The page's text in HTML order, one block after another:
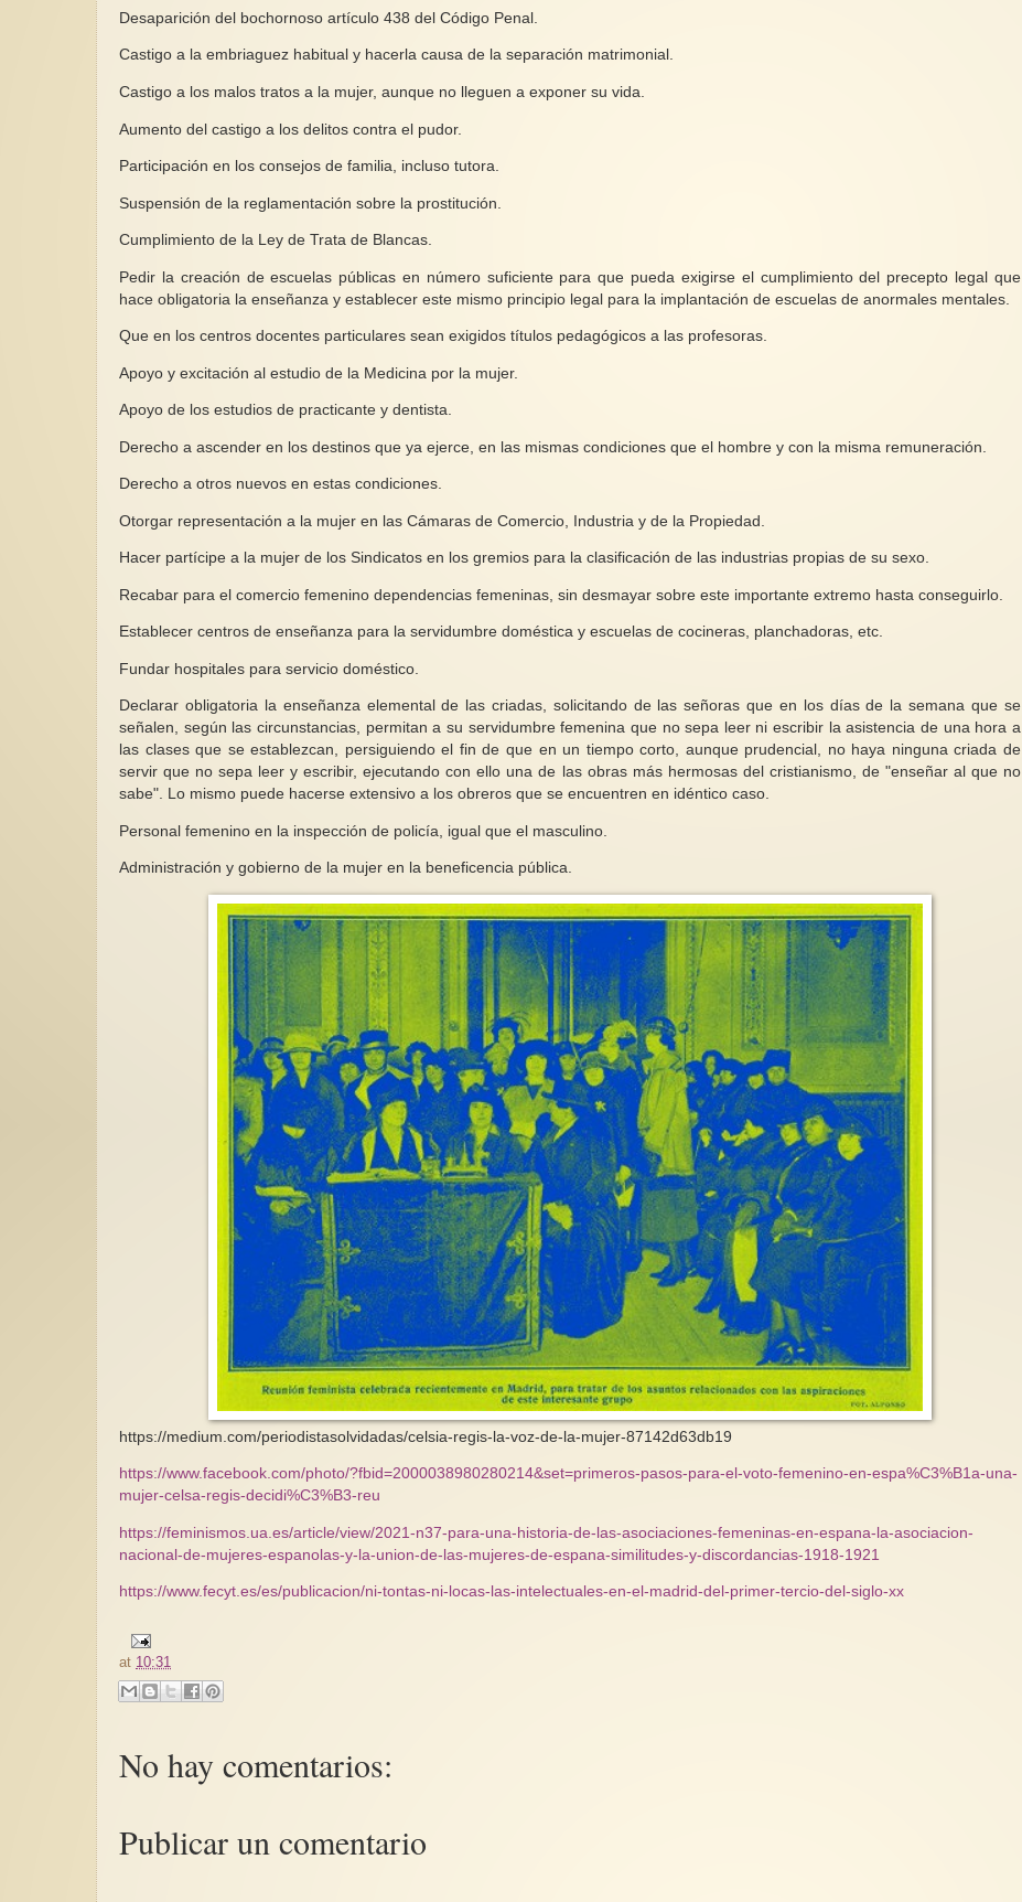
Desaparición del bochornoso artículo 438 del Código Penal.
Castigo a la embriaguez habitual y hacerla causa de la separación matrimonial.
Castigo a los malos tratos a la mujer, aunque no lleguen a exponer su vida.
Aumento del castigo a los delitos contra el pudor.
Participación en los consejos de familia, incluso tutora.
Suspensión de la reglamentación sobre la prostitución.
Cumplimiento de la Ley de Trata de Blancas.
Pedir la creación de escuelas públicas en número suficiente para que pueda exigirse el cumplimiento del precepto legal que
hace obligatoria la enseñanza y establecer este mismo principio legal para la implantación de escuelas de anormales mentales.
Que en los centros docentes particulares sean exigidos títulos pedagógicos a las profesoras.
Apoyo y excitación al estudio de la Medicina por la mujer.
Apoyo de los estudios de practicante y dentista.
Derecho a ascender en los destinos que ya ejerce, en las mismas condiciones que el hombre y con la misma remuneración.
Derecho a otros nuevos en estas condiciones.
Otorgar representación a la mujer en las Cámaras de Comercio, Industria y de la Propiedad.
Hacer partícipe a la mujer de los Sindicatos en los gremios para la clasificación de las industrias propias de su sexo.
Recabar para el comercio femenino dependencias femeninas, sin desmayar sobre este importante extremo hasta conseguirlo.
Establecer centros de enseñanza para la servidumbre doméstica y escuelas de cocineras, planchadoras, etc.
Fundar hospitales para servicio doméstico.
Declarar obligatoria la enseñanza elemental de las criadas, solicitando de las señoras que en los días de la semana que se
señalen, según las circunstancias, permitan a su servidumbre femenina que no sepa leer ni escribir la asistencia de una hora a
las clases que se establezcan, persiguiendo el fin de que en un tiempo corto, aunque prudencial, no haya ninguna criada de
servir que no sepa leer y escribir, ejecutando con ello una de las obras más hermosas del cristianismo, de "enseñar al que no
sabe". Lo mismo puede hacerse extensivo a los obreros que se encuentren en idéntico caso.
Personal femenino en la inspección de policía, igual que el masculino.
Administración y gobierno de la mujer en la beneficencia pública.
https://medium.com/periodistasolvidadas/celsia-regis-la-voz-de-la-mujer-87142d63db19
https://www.facebook.com/photo/?fbid=2000038980280214&set=primeros-pasos-para-el-voto-femenino-en-espa%C3%B1a-una-
mujer-celsa-regis-decidi%C3%B3-reu
https://feminismos.ua.es/article/view/2021-n37-para-una-historia-de-las-asociaciones-femeninas-en-espana-la-asociacion-
nacional-de-mujeres-espanolas-y-la-union-de-las-mujeres-de-espana-similitudes-y-discordancias-1918-1921
https://www.fecyt.es/es/publicacion/ni-tontas-ni-locas-las-intelectuales-en-el-madrid-del-primer-tercio-del-siglo-xx
at 10:31
No hay comentarios:
Publicar un comentario